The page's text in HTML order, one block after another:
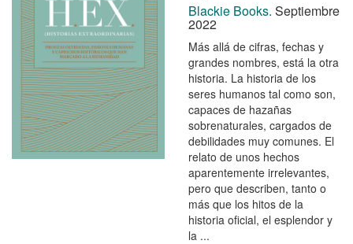
Blackie Books. Septiembre
2022
Más allá de cifras, fechas y
grandes nombres, está la otra
historia. La historia de los
seres humanos tal como son,
capaces de hazañas
sobrenaturales, cargados de
debilidades muy comunes. El
relato de unos hechos
aparentemente irrelevantes,
pero que describen, tanto o
más que los hitos de la
historia oficial, el esplendor y
la ...